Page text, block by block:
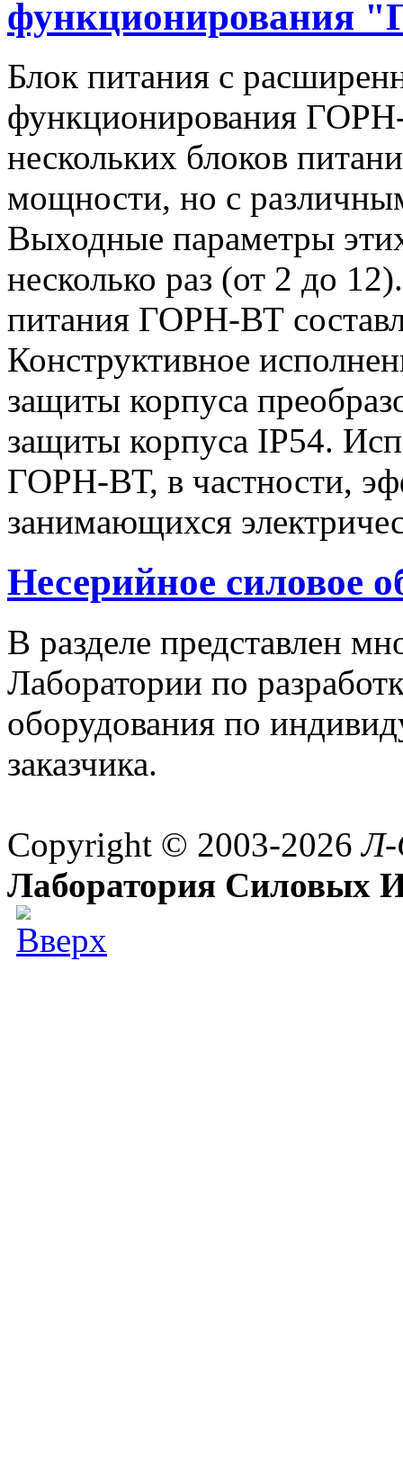
функционирования
Блок питания с
функционирования
нескольких блоков
мощности, но с
Выходные параметры
несколько раз (от 2 до
питания ГОРН-ВТ
Конструктивное
защиты корпуса
защиты корпуса IP54.
ГОРН-ВТ, в частности,
занимающихся
Несерийное силовое
В разделе представлен
Лаборатории по
оборудования по
заказчика.
Copyright © 2003-2026
Лаборатория Силовых